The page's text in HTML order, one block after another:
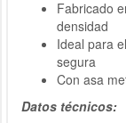
Fabricado
densidad
Ideal para
segura
Con asa
Datos técnicos: